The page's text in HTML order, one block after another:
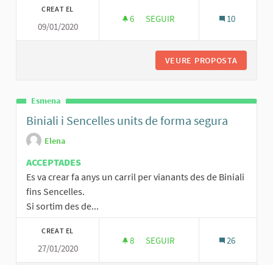
CREAT EL
09/01/2020
6 6 SEGUIDORES
SEGUIR 10
VEURE PROPOSTA
Esmena
Biniali i Sencelles units de forma segura
Elena
ACCEPTADES
Es va crear fa anys un carril per vianants des de Biniali
fins Sencelles.
Si sortim des de...
CREAT EL
27/01/2020
8 8 SEGUIDORES
SEGUIR 26